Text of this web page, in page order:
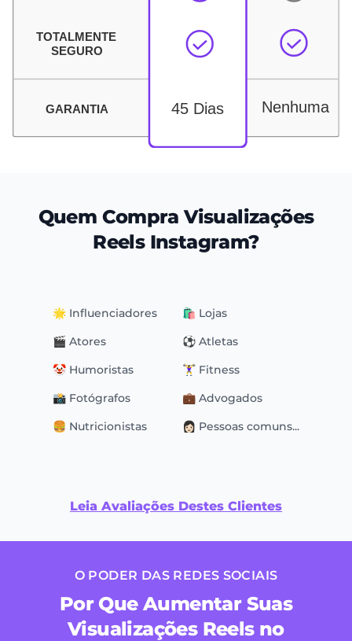
Quem Compra Visualizações
Reels Instagram?
🌟 Influenciadores
🛍 Lojas
🎬 Atores
⚽️ Atletas
🤡 Humoristas
🏋️‍♀️ Fitness
📸 Fotógrafos
💼 Advogados
🍔 Nutricionistas
👩🏻 Pessoas comuns...
Leia Avaliações Destes Clientes
O PODER DAS REDES SOCIAIS
Por Que Aumentar Suas
Visualizações Reels no